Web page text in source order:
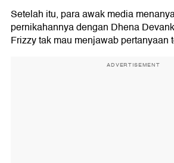
Setelah itu, para awak media
pernikahannya dengan Dhena
Frizzy tak mau menjawab pertanyaan
ADVERTISEMENT